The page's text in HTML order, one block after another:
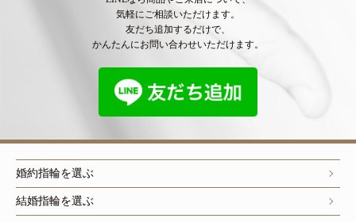
気軽にご相談いただけます。
友だち追加するだけで、
かんたんにお問い合わせいただけます。
婚約指輪を選ぶ
結婚指輪を選ぶ